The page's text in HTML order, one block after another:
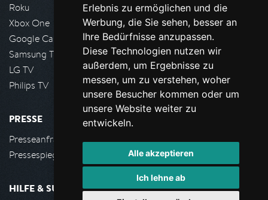
Erlebnis zu ermöglichen und die
Werbung, die Sie sehen, besser an
Ihre Bedürfnisse anzupassen.
Diese Technologien nutzen wir
außerdem, um Ergebnisse zu
messen, um zu verstehen, woher
unsere Besucher kommen oder um
unsere Website weiter zu
entwickeln.
Alle akzeptieren
Ich lehne ab
Roku
Xbox One
Google Cast
Samsung TV
LG TV
Philips TV
PRESSE
Presseanfrage stellen
Pressespiegel
HILFE & SUPPORT